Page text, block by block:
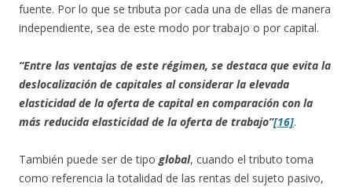
fuente. Por lo que se tributa por cada una de ellas de manera
independiente, sea de este modo por trabajo o por capital.
“Entre las ventajas de este régimen, se destaca que evita la
deslocalización de capitales al considerar la elevada
elasticidad de la oferta de capital en comparación con la
más reducida elasticidad de la oferta de trabajo”[16].
También puede ser de tipoglobal, cuando el tributo toma
como referencia la totalidad de las rentas del sujeto pasivo,